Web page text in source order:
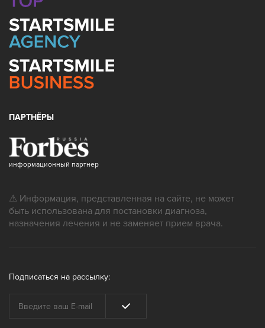
ПАРТНЁРЫ
информационный партнер
⚠ Информация, представленная на сайте, не может
быть использована для постановки диагноза,
назначения лечения и не заменяет прием врача.
Подписаться на рассылку: